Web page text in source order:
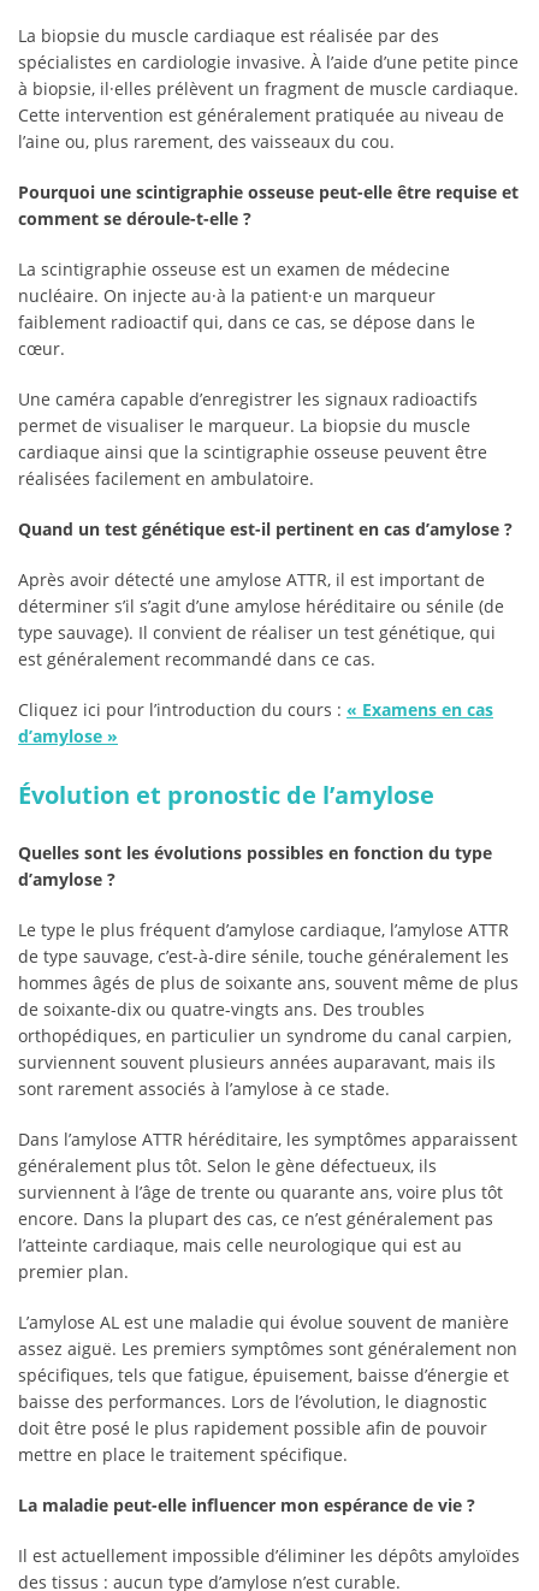
La biopsie du muscle cardiaque est réalisée par des
spécialistes en cardiologie invasive. À l’aide d’une petite pince
à biopsie, il·elles prélèvent un fragment de muscle cardiaque.
Cette intervention est généralement pratiquée au niveau de
l’aine ou, plus rarement, des vaisseaux du cou.
Pourquoi une scintigraphie osseuse peut-elle être requise et
comment se déroule-t-elle ?
La scintigraphie osseuse est un examen de médecine
nucléaire. On injecte au·à la patient·e un marqueur
faiblement radioactif qui, dans ce cas, se dépose dans le
cœur.
Une caméra capable d’enregistrer les signaux radioactifs
permet de visualiser le marqueur. La biopsie du muscle
cardiaque ainsi que la scintigraphie osseuse peuvent être
réalisées facilement en ambulatoire.
Quand un test génétique est-il pertinent en cas d’amylose ?
Après avoir détecté une amylose ATTR, il est important de
déterminer s’il s’agit d’une amylose héréditaire ou sénile (de
type sauvage). Il convient de réaliser un test génétique, qui
est généralement recommandé dans ce cas.
Cliquez ici pour l’introduction du cours : « Examens en cas
d’amylose »
Évolution et pronostic de l’amylose
Quelles sont les évolutions possibles en fonction du type
d’amylose ?
Le type le plus fréquent d’amylose cardiaque, l’amylose ATTR
de type sauvage, c’est-à-dire sénile, touche généralement les
hommes âgés de plus de soixante ans, souvent même de plus
de soixante-dix ou quatre-vingts ans. Des troubles
orthopédiques, en particulier un syndrome du canal carpien,
surviennent souvent plusieurs années auparavant, mais ils
sont rarement associés à l’amylose à ce stade.
Dans l’amylose ATTR héréditaire, les symptômes apparaissent
généralement plus tôt. Selon le gène défectueux, ils
surviennent à l’âge de trente ou quarante ans, voire plus tôt
encore. Dans la plupart des cas, ce n’est généralement pas
l’atteinte cardiaque, mais celle neurologique qui est au
premier plan.
L’amylose AL est une maladie qui évolue souvent de manière
assez aiguë. Les premiers symptômes sont généralement non
spécifiques, tels que fatigue, épuisement, baisse d’énergie et
baisse des performances. Lors de l’évolution, le diagnostic
doit être posé le plus rapidement possible afin de pouvoir
mettre en place le traitement spécifique.
La maladie peut-elle influencer mon espérance de vie ?
Il est actuellement impossible d’éliminer les dépôts amyloïdes
des tissus : aucun type d’amylose n’est curable.